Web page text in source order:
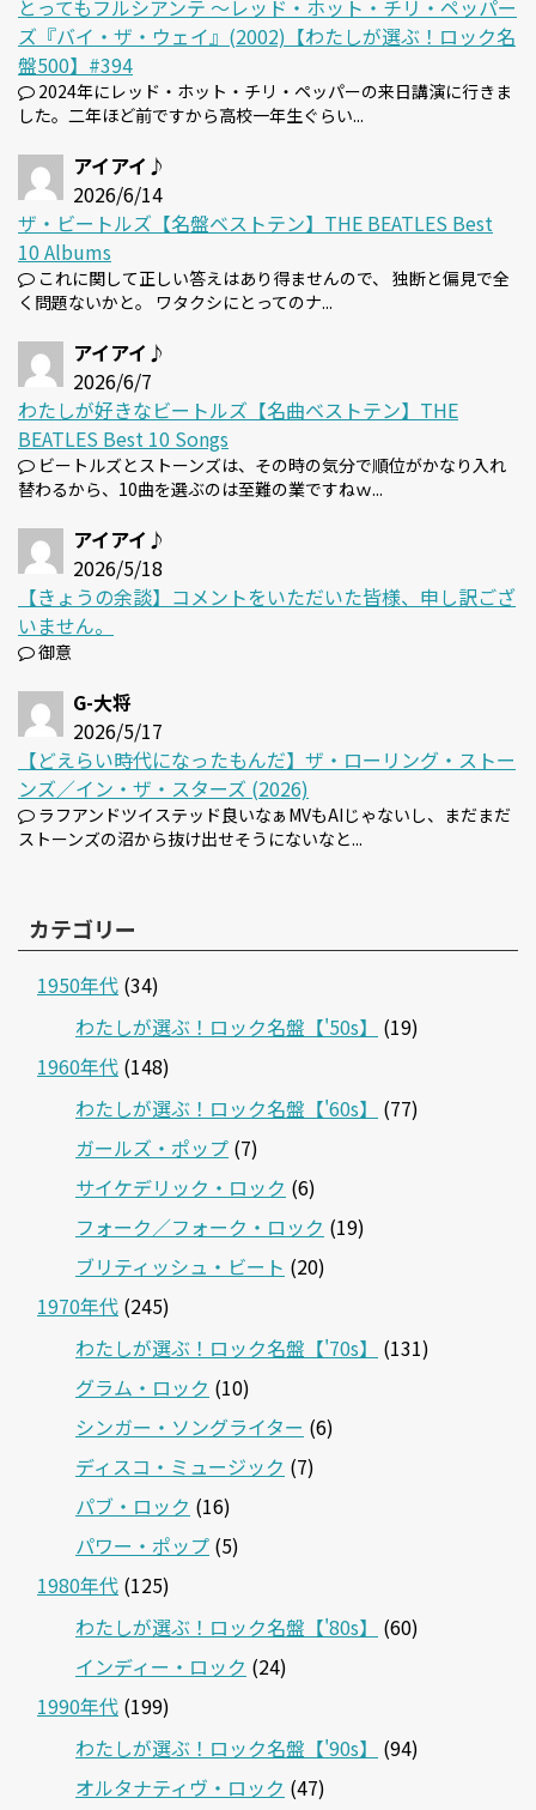
とってもフルシアンテ 〜レッド・ホット・チリ・ペッパー
ズ『バイ・ザ・ウェイ』(2002)【わたしが選ぶ！ロック名
盤500】#394
2024年にレッド・ホット・チリ・ペッパーの来日講演に行きま
した。二年ほど前ですから高校一年生ぐらい...
アイアイ♪
2026/6/14
ザ・ビートルズ【名盤ベストテン】THE BEATLES Best
10 Albums
これに関して正しい答えはあり得ませんので、 独断と偏見で全
く問題ないかと。 ワタクシにとってのナ...
アイアイ♪
2026/6/7
わたしが好きなビートルズ【名曲ベストテン】THE
BEATLES Best 10 Songs
ビートルズとストーンズは、その時の気分で順位がかなり入れ
替わるから、10曲を選ぶのは至難の業ですねｗ...
アイアイ♪
2026/5/18
【きょうの余談】コメントをいただいた皆様、申し訳ござ
いません。
御意
G-大将
2026/5/17
【どえらい時代になったもんだ】ザ・ローリング・ストー
ンズ／イン・ザ・スターズ (2026)
ラフアンドツイステッド良いなぁMVもAIじゃないし、まだまだ
ストーンズの沼から抜け出せそうにないなと...
カテゴリー
1950年代 (34)
わたしが選ぶ！ロック名盤【'50s】
(19)
1960年代 (148)
わたしが選ぶ！ロック名盤【'60s】
(77)
ガールズ・ポップ (7)
サイケデリック・ロック (6)
フォーク／フォーク・ロック (19)
ブリティッシュ・ビート (20)
1970年代 (245)
わたしが選ぶ！ロック名盤【'70s】
(131)
グラム・ロック (10)
シンガー・ソングライター (6)
ディスコ・ミュージック (7)
パブ・ロック (16)
パワー・ポップ (5)
1980年代 (125)
わたしが選ぶ！ロック名盤【'80s】
(60)
インディー・ロック (24)
1990年代 (199)
わたしが選ぶ！ロック名盤【'90s】
(94)
オルタナティヴ・ロック (47)